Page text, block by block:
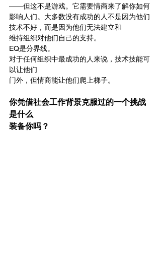
——但这不是游戏。它需要情商来了解你如何
影响人们。大多数没有成功的人不是因为他们
技术不好，而是因为他们无法建立和
维持组织对他们自己的支持。
EQ是分界线。
对于任何组织中最成功的人来说，技术技能可
以让他们
门外，但情商能让他们爬上梯子。
你凭借社会工作背景克服过的一个挑战
是什么
装备你吗？